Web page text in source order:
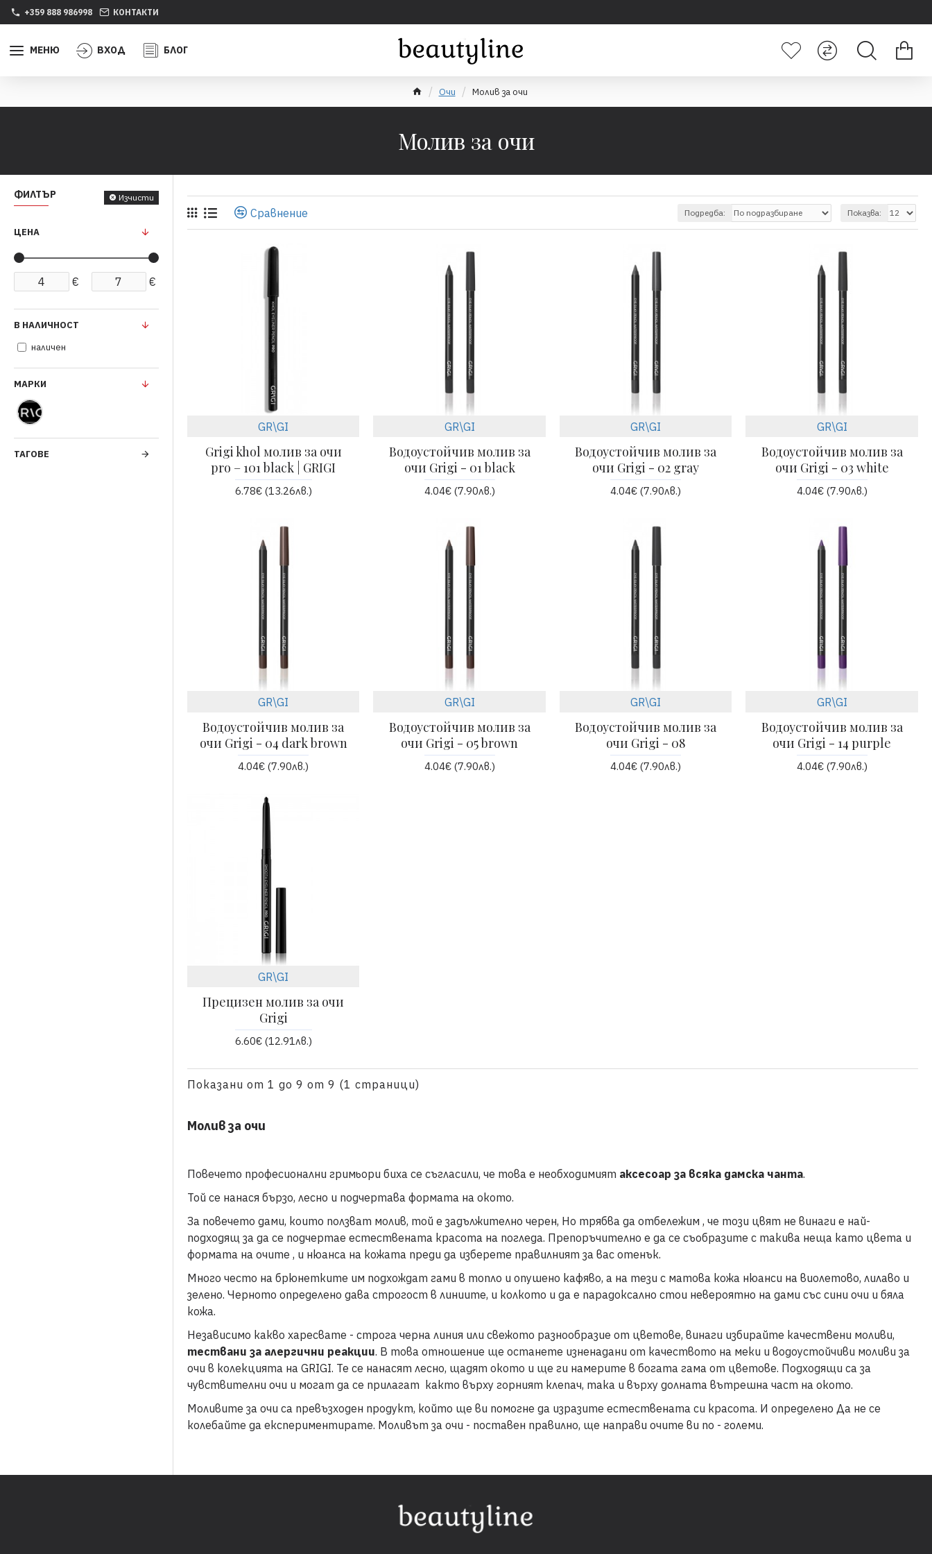
+359 888 986998 КОНТАКТИ
МЕНЮ ВХОД БЛОГ
Очи Молив за очи
Молив за очи
ФИЛТЪР Изчисти
ЦЕНА
€ €
МАРКИ
ТАГОВЕ
В НАЛИЧНОСТ
наличен
Молив за очи
Повечето професионални гримьори биха се съгласили, че това е необходимият аксесоар за всяка дамска чанта.
Той се нанася бързо, лесно и подчертава формата на окото.
За повечето дами, които ползват молив, той е задължително черен, Но трябва да отбележим , че този цвят не винаги е най-
подходящ за да се подчертае естествената красота на погледа. Препоръчително е да се съобразите с такива неща като цвета и
формата на очите , и нюанса на кожата преди да изберете правилният за вас отенък.
Много често на брюнетките им подхождат гами в топло и опушено кафяво, а на тези с матова кожа нюанси на виолетово, лилаво и
зелено. Черното определено дава строгост в линиите, и колкото и да е парадоксално стои невероятно на дами със сини очи и бяла
кожа.
Независимо какво харесвате - строга черна линия или свежото разнообразие от цветове, винаги избирайте качествени моливи,
тествани за алергични реакции. В това отношение ще останете изненадани от качеството на меки и водоустойчиви моливи за
очи в колекцията на GRIGI. Те се нанасят лесно, щадят окото и ще ги намерите в богата гама от цветове. Подходящи са за
чувствителни очи и могат да се прилагат както върху горният клепач, така и върху долната вътрешна част на окото.
Моливите за очи са превъзходен продукт, който ще ви помогне да изразите естествената си красота. И определено Да не се
колебайте да експериментирате. Моливът за очи - поставен правилно, ще направи очите ви по - големи.
Сравнение Подредба: Показва:
GR\GI
Grigi khol молив за очи
pro – 101 black | GRIGI
6.78€ (13.26лв.)
GR\GI
Водоустойчив молив за
очи Grigi - 01 black
4.04€ (7.90лв.)
GR\GI
Водоустойчив молив за
очи Grigi - 02 gray
4.04€ (7.90лв.)
GR\GI
Водоустойчив молив за
очи Grigi - 03 white
4.04€ (7.90лв.)
GR\GI
Водоустойчив молив за
очи Grigi - 04 dark brown
4.04€ (7.90лв.)
GR\GI
Водоустойчив молив за
очи Grigi - 05 brown
4.04€ (7.90лв.)
GR\GI
Водоустойчив молив за
очи Grigi - 08
4.04€ (7.90лв.)
GR\GI
Водоустойчив молив за
очи Grigi - 14 purple
4.04€ (7.90лв.)
GR\GI
Прецизен молив за очи
Grigi
6.60€ (12.91лв.)
Показани от 1 до 9 от 9 (1 страници)